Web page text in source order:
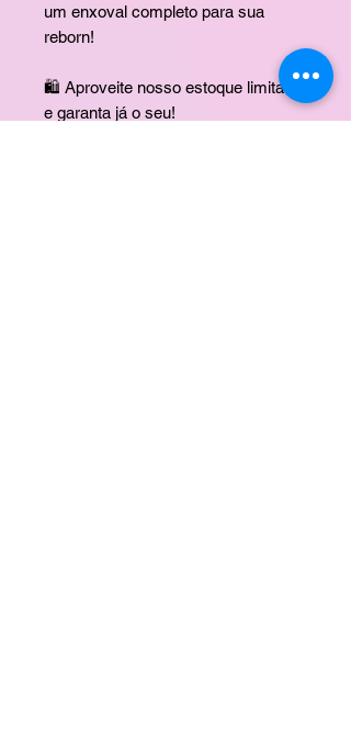
um enxoval completo para sua
reborn!
🛍️ Aproveite nosso estoque limitado
e garanta já o seu!